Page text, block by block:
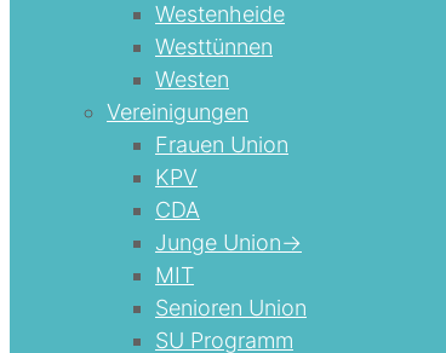
Westenheide
Westtünnen
Westen
Vereinigungen
Frauen Union
KPV
CDA
Junge Union->
MIT
Senioren Union
SU Programm